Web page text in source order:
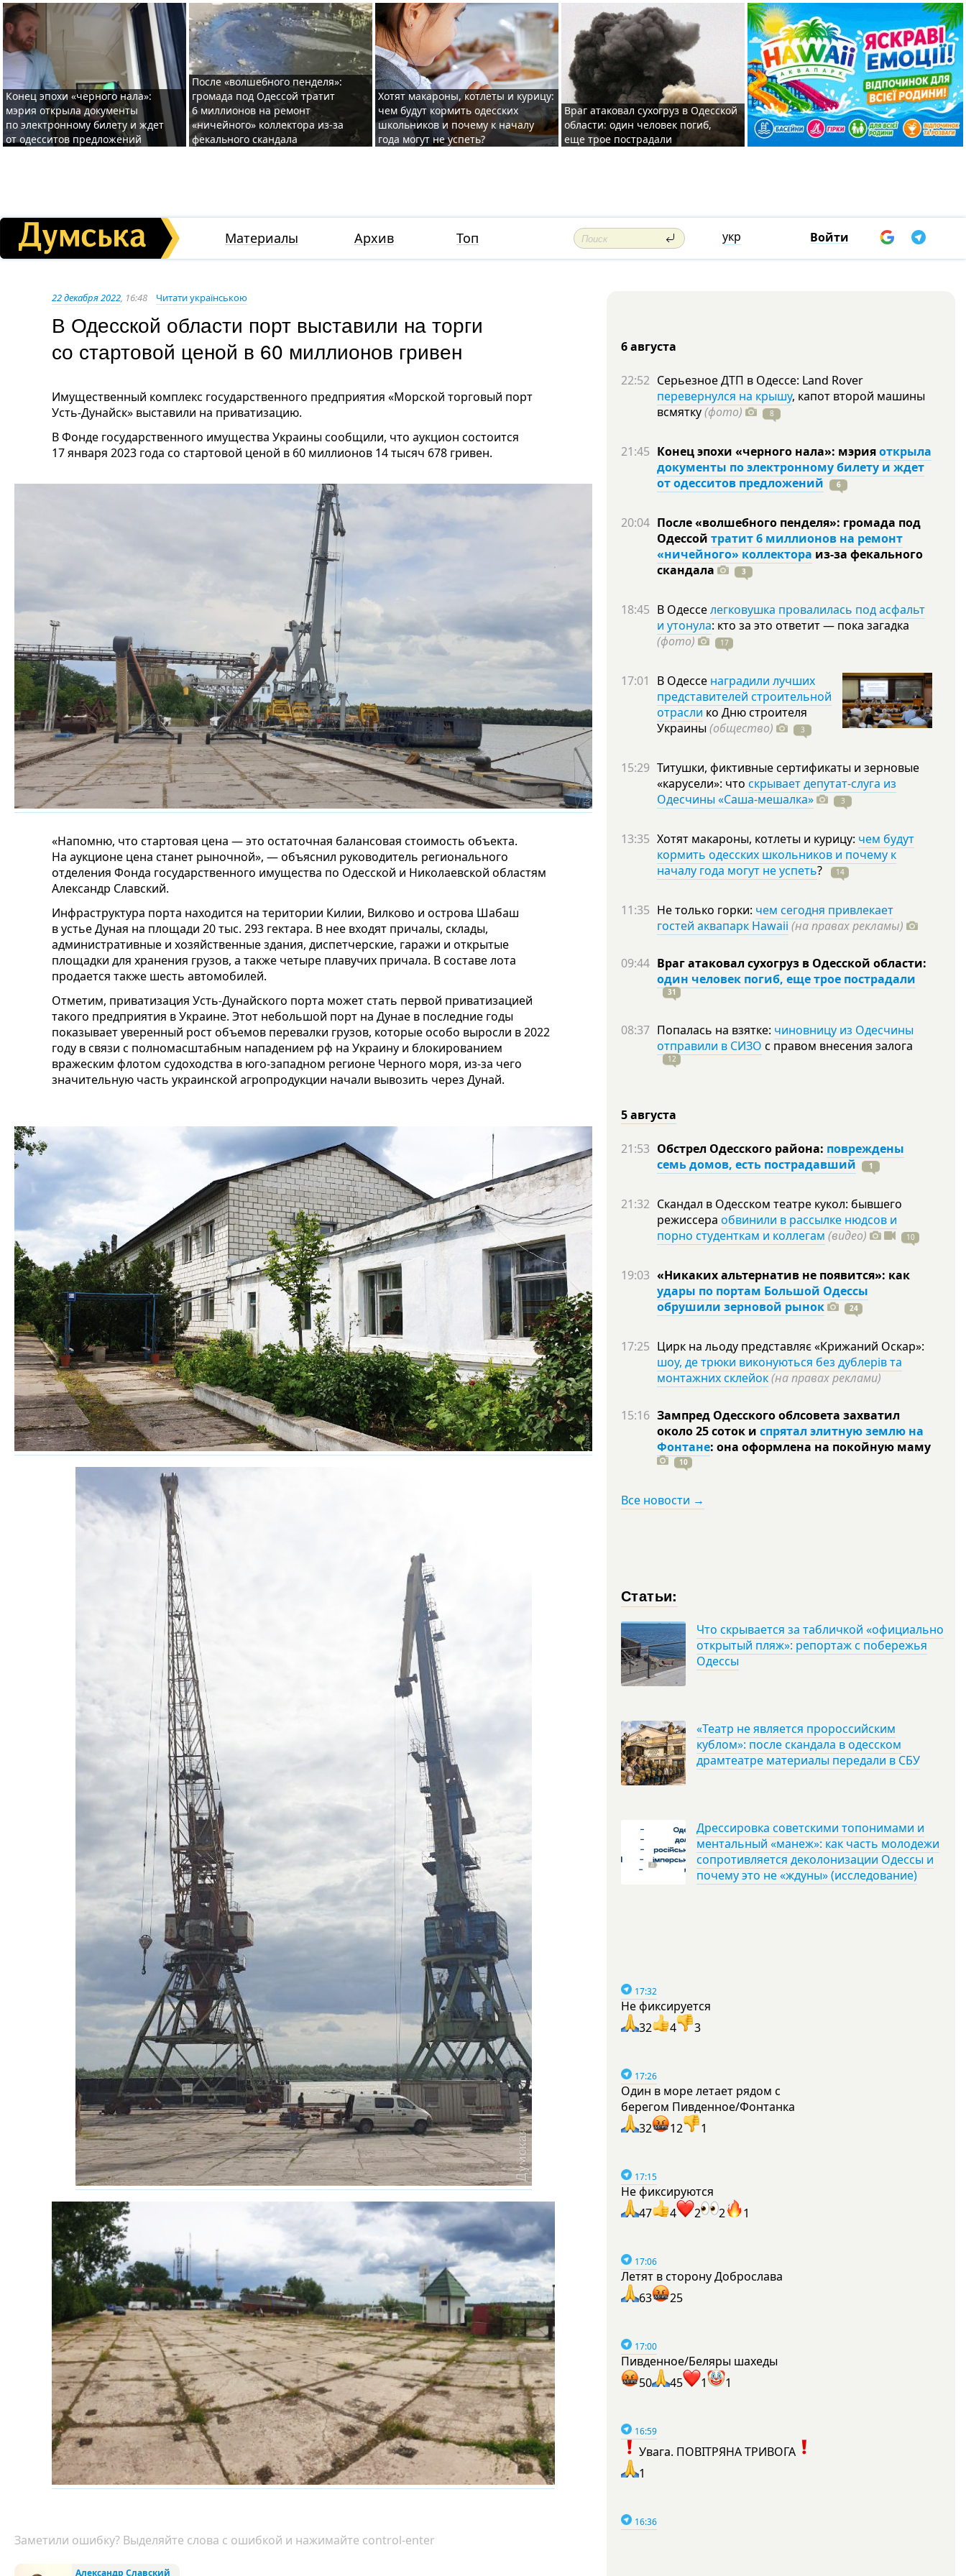
Конец эпохи «черного нала»:
мэрия открыла документы
по электронному билету и ждет
от одесситов предложений
После «волшебного пенделя»:
громада под Одессой тратит
6 миллионов на ремонт
«ничейного» коллектора из-за
фекального скандала
Хотят макароны, котлеты и курицу:
чем будут кормить одесских
школьников и почему к началу
года могут не успеть?
Враг атаковал сухогруз в Одесской
области: один человек погиб,
еще трое пострадали
Материалы Архив Топ укр Войти
22 декабря 2022, 16:48 Читати українською
В Одесской области порт выставили на торги
со стартовой ценой в 60 миллионов гривен
Имущественный комплекс государственного предприятия «Морской торговый порт
Усть-Дунайск» выставили на приватизацию.
В Фонде государственного имущества Украины сообщили, что аукцион состоится
17 января 2023 года со стартовой ценой в 60 миллионов 14 тысяч 678 гривен.
«Напомню, что стартовая цена — это остаточная балансовая стоимость объекта.
На аукционе цена станет рыночной», — объяснил руководитель регионального
отделения Фонда государственного имущества по Одесской и Николаевской областям
Александр Славский.
Инфраструктура порта находится на територии Килии, Вилково и острова Шабаш
в устье Дуная на площади 20 тыс. 293 гектара. В нее входят причалы, склады,
административные и хозяйственные здания, диспетчерские, гаражи и открытые
площадки для хранения грузов, а также четыре плавучих причала. В составе лота
продается также шесть автомобилей.
Отметим, приватизация Усть-Дунайского порта может стать первой приватизацией
такого предприятия в Украине. Этот небольшой порт на Дунае в последние годы
показывает уверенный рост объемов перевалки грузов, которые особо выросли в 2022
году в связи с полномасштабным нападением рф на Украину и блокированием
вражеским флотом судоходства в юго-западном регионе Черного моря, из-за чего
значительную часть украинской агропродукции начали вывозить через Дунай.
Заметили ошибку? Выделяйте слова с ошибкой и нажимайте control-enter
Александр Славский
6 августа
22:52 Серьезное ДТП в Одессе: Land Rover
перевернулся на крышу, капот второй машины
всмятку(фото) 8
21:45 Конец эпохи «черного нала»: мэрияоткрыла
документы по электронному билету и ждет
от одесситов предложений
6
20:04 После «волшебного пенделя»: громада под
Одессой тратит 6 миллионов на ремонт
«ничейного» коллектора из-за фекального
скандала
3
18:45 В Одесселегковушка провалилась под асфальт
и утонула: кто за это ответит — пока загадка
(фото)
17
17:01 В Одессе наградили лучших
представителей строительной
отрасли ко Дню строителя
Украины (общество) 3
15:29 Титушки, фиктивные сертификаты и зерновые
«карусели»: что скрывает депутат-слуга из
Одесчины «Саша-мешалка»
3
13:35 Хотят макароны, котлеты и курицу: чем будут
кормить одесских школьников и почему к
началу года могут не успеть? 14
11:35 Не только горки: чем сегодня привлекает
гостей аквапарк Hawaii (на правах рекламы)
09:44 Враг атаковал сухогруз в Одесской области:
один человек погиб, еще трое пострадали
31
08:37 Попалась на взятке: чиновницу из Одесчины
отправили в СИЗО с правом внесения залога
12
5 августа
21:53 Обстрел Одесского района: повреждены
семь домов, есть пострадавший
1
21:32 Скандал в Одесском театре кукол: бывшего
режиссера обвинили в рассылке нюдсов и
порно студенткам и коллегам (видео) 10
19:03 «Никаких альтернатив не появится»: как
удары по портам Большой Одессы
обрушили зерновой рынок
24
17:25 Цирк на льоду представляє «Крижаний Оскар»:
шоу, де трюки виконуються без дублерів та
монтажних склейок(на правах реклами)
15:16 Зампред Одесского облсовета захватил
около 25 соток и спрятал элитную землю на
Фонтане: она оформлена на покойную маму
10
Все новости →
Статьи:
Что скрывается за табличкой «официально
открытый пляж»: репортаж с побережья
Одессы
«Театр не является пророссийским
кублом»: после скандала в одесском
драмтеатре материалы передали в СБУ
Дрессировка советскими топонимами и
ментальный «манеж»: как часть молодежи
сопротивляется деколонизации Одессы и
почему это не «ждуны» (исследование)
17:32
Не фиксируется
32
4 3
17:26
Один в море летает рядом с
берегом Пивденное/Фонтанка
32
12 1
17:15
Не фиксируются
47
4 2 2 1
17:06
Летят в сторону Доброслава
63
25
17:00
Пивденное/Беляры шахеды
50
45 1 1
16:59
Увага. ПОВІТРЯНА ТРИВОГА
1
16:36